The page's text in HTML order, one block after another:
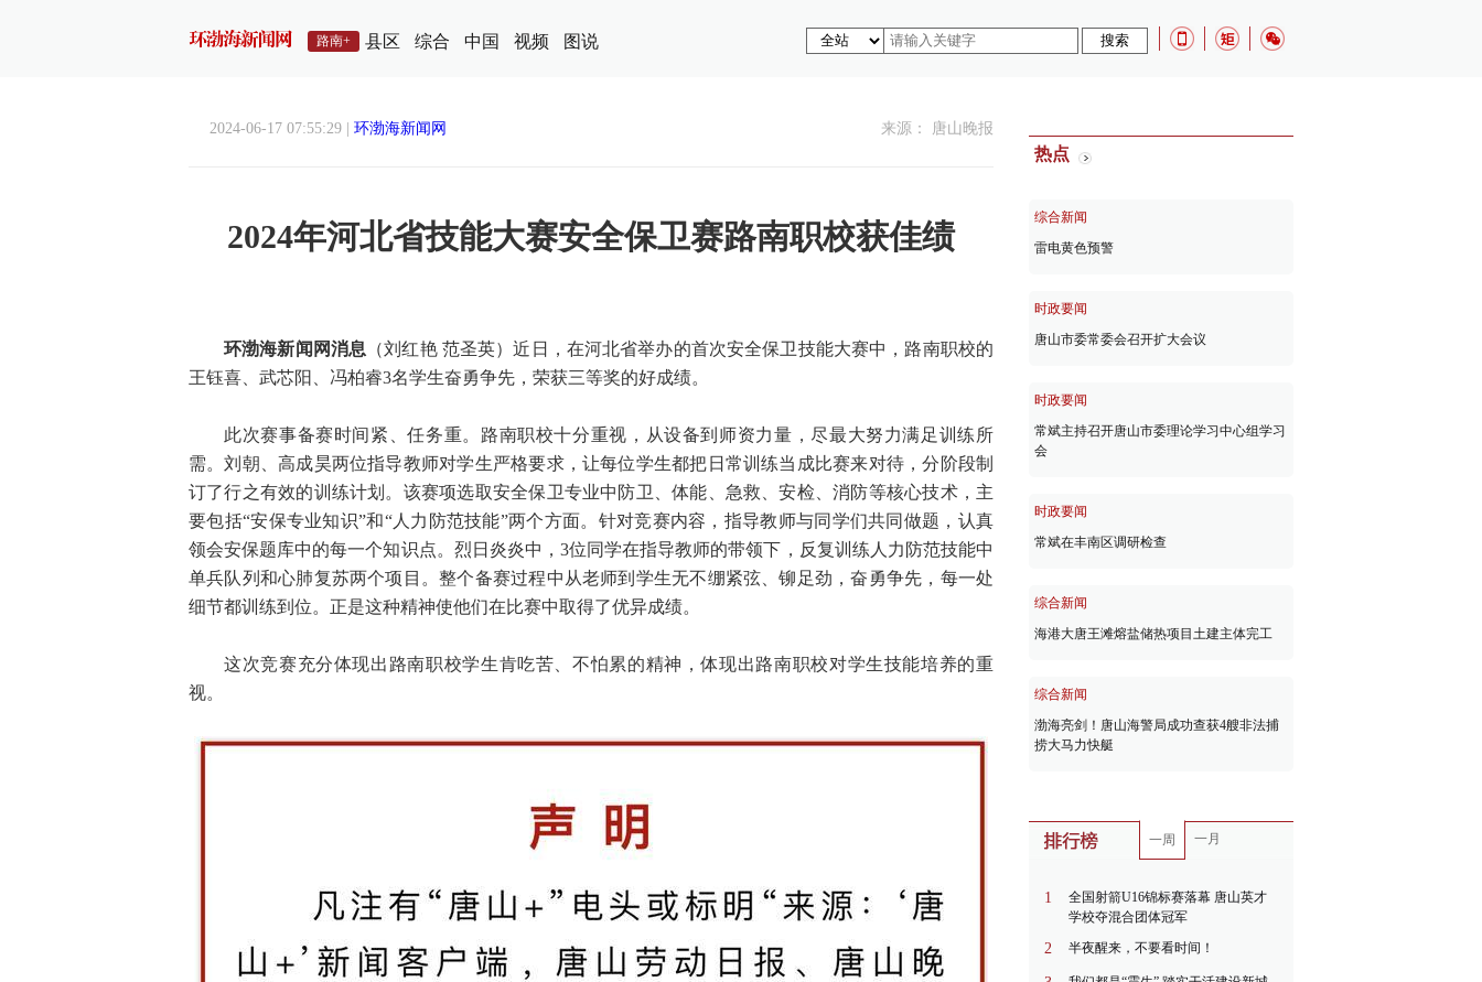
路南+ 县区 综合 中国 视频 图说
2024-06-17 07:55:29 | 环渤海新闻网 来源： 唐山晚报
2024年河北省技能大赛安全保卫赛路南职校获佳绩
环渤海新闻网消息 （刘红艳 范圣英）近日，在河北省举办的首次安全保卫技能大赛中，路南职校的
王钰喜、武芯阳、冯柏睿3名学生奋勇争先，荣获三等奖的好成绩。
此次赛事备赛时间紧、任务重。路南职校十分重视，从设备到师资力量，尽最大努力满足训练所
需。刘朝、高成昊两位指导教师对学生严格要求，让每位学生都把日常训练当成比赛来对待，分阶段制
订了行之有效的训练计划。该赛项选取安全保卫专业中防卫、体能、急救、安检、消防等核心技术，主
要包括“安保专业知识”和“人力防范技能”两个方面。针对竞赛内容，指导教师与同学们共同做题，认真
领会安保题库中的每一个知识点。烈日炎炎中，3位同学在指导教师的带领下，反复训练人力防范技能中
单兵队列和心肺复苏两个项目。整个备赛过程中从老师到学生无不绷紧弦、铆足劲，奋勇争先，每一处
细节都训练到位。正是这种精神使他们在比赛中取得了优异成绩。
这次竞赛充分体现出路南职校学生肯吃苦、不怕累的精神，体现出路南职校对学生技能培养的重
视。
热点
综合新闻
雷电黄色预警
时政要闻
唐山市委常委会召开扩大会议
时政要闻
常斌主持召开唐山市委理论学习中心组学习
会
时政要闻
常斌在丰南区调研检查
综合新闻
海港大唐王滩熔盐储热项目土建主体完工
综合新闻
渤海亮剑！唐山海警局成功查获4艘非法捕
捞大马力快艇
一周 一月
1
全国射箭U16锦标赛落幕 唐山英才
学校夺混合团体冠军
2 半夜醒来，不要看时间！